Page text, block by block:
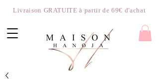
Livraison GRATUITE à partir de 69€ d'achat